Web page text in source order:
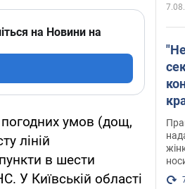
на Новини на
погодних умов (дощ,
ліній
в шести
У Київській області